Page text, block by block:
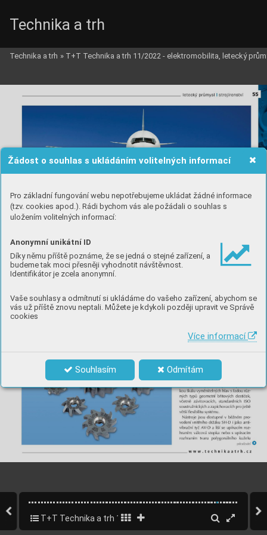
Žádost o souhlas s ukládáním volitelných informací
Pro základní fungování webu nepotřebujeme ukládat žádné informace
(tzv. cookies apod.). Rádi bychom vás ale požádali o souhlas s
uložením volitelných informací:
Anonymní unikátní ID
Díky němu příště poznáme, že se jedná o stejné zařízení, a
budeme tak moci přesněji vyhodnotit návštěvnost.
Identifikátor je zcela anonymní.
Vaše souhlasy a odmítnutí si ukládáme do vašeho zařízení, abychom se
vás už příště znovu neptali. Můžete je kdykoli později upravit ve Správě
cookies
Více informací
Souhlasím Odmítám
Technika a trh
Technika a trh » T+T Technika a trh 11/2022 - elektromobilita, letecký
T+T Technika a trh 11/2022 - elektromobilita, letecký